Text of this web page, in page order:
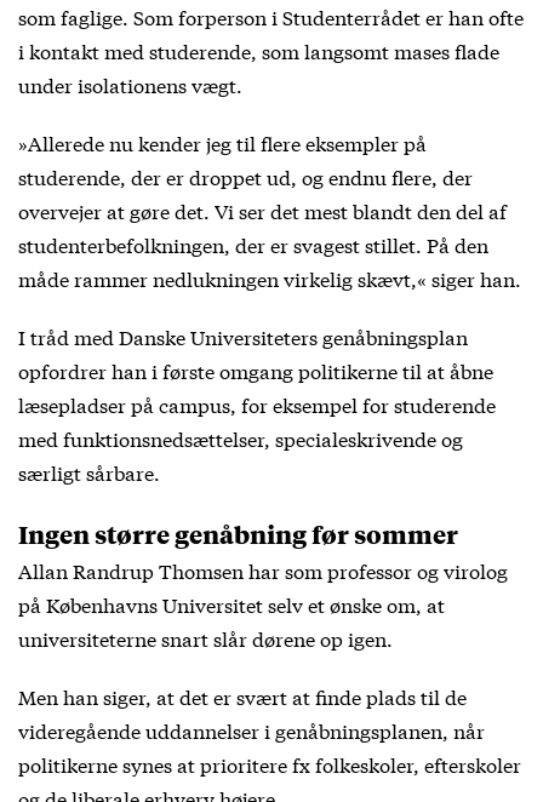
som faglige. Som forperson i Studenterrådet er han ofte
i kontakt med studerende, som langsomt mases flade
under isolationens vægt.
»Allerede nu kender jeg til flere eksempler på
studerende, der er droppet ud, og endnu flere, der
overvejer at gøre det. Vi ser det mest blandt den del af
studenterbefolkningen, der er svagest stillet. På den
måde rammer nedlukningen virkelig skævt,« siger han.
I tråd med Danske Universiteters genåbningsplan
opfordrer han i første omgang politikerne til at åbne
læsepladser på campus, for eksempel for studerende
med funktionsnedsættelser, specialeskrivende og
særligt sårbare.
Ingen større genåbning før sommer
Allan Randrup Thomsen har som professor og virolog
på Københavns Universitet selv et ønske om, at
universiteterne snart slår dørene op igen.
Men han siger, at det er svært at finde plads til de
videregående uddannelser i genåbningsplanen, når
politikerne synes at prioritere fx folkeskoler, efterskoler